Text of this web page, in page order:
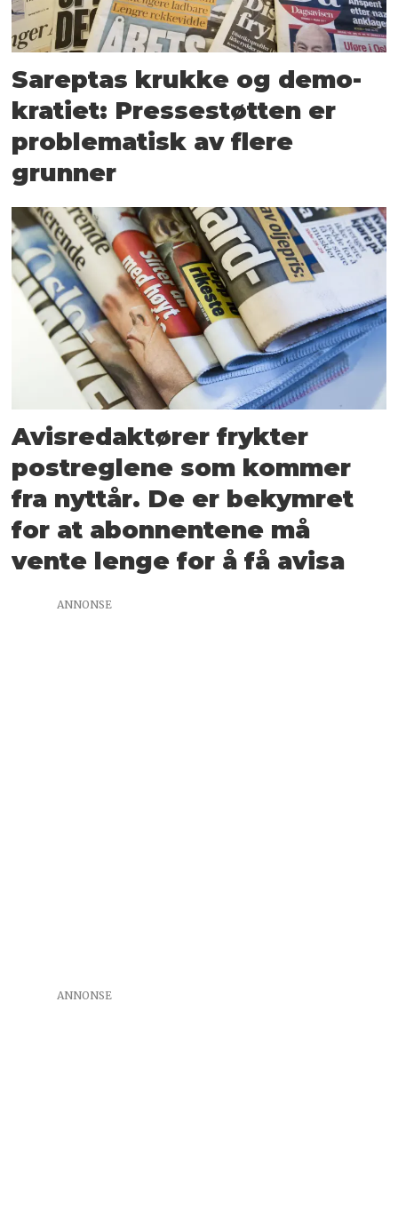
Sareptas krukke og demo­
kratiet: Presse­støtten er
problematisk av flere
grunner
Avisredaktører frykter
postreglene som kommer
fra nyttår. De er bekymret
for at abonnentene må
vente lenge for å få avisa
ANNONSE
ANNONSE